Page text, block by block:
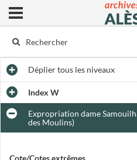
Archives
Ouvrir le menu déroulant
Dépliertous les niveaux
Index W
Expropriation dame
des Moulins)
Cote/Cotes extrêmes